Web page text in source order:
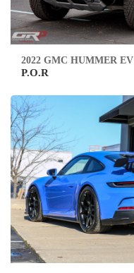
2022 GMC HUMMER EV
P.O.R